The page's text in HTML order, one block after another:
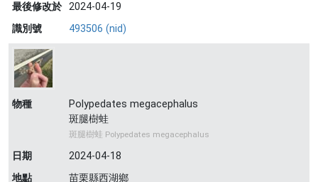
最後修改於 2024-04-19
識別號
493506 (nid)
物種
Polypedates megacephalus
斑腿樹蛙
斑腿樹蛙 Polypedates megacephalus
日期
2024-04-18
地點
苗栗縣西湖鄉